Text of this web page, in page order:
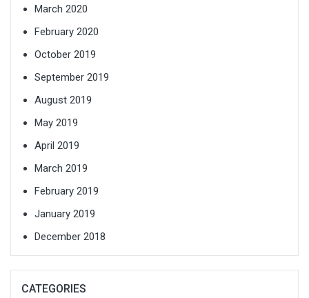
March 2020
February 2020
October 2019
September 2019
August 2019
May 2019
April 2019
March 2019
February 2019
January 2019
December 2018
CATEGORIES